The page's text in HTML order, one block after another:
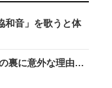
和音」を歌うと体
裏に意外な理由…